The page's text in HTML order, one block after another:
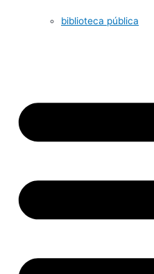
biblioteca pública